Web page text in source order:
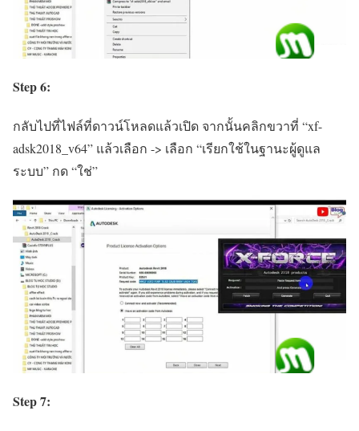
Step 6:
กลับไปที่ไฟล์ที่ดาวน์โหลดแล้วเปิด จากนั้นคลิกขวาที่ “xf-
adsk2018_v64” แล้วเลือก -> เลือก “เรียกใช้ในฐานะผู้ดูแล
ระบบ” กด “ใช่”
Step 7: